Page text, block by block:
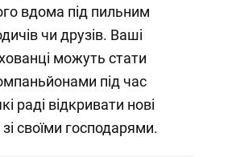
вдома під пильним
чи друзів. Ваші
можуть стати
під час
раді відкривати нові
своїми господарями.